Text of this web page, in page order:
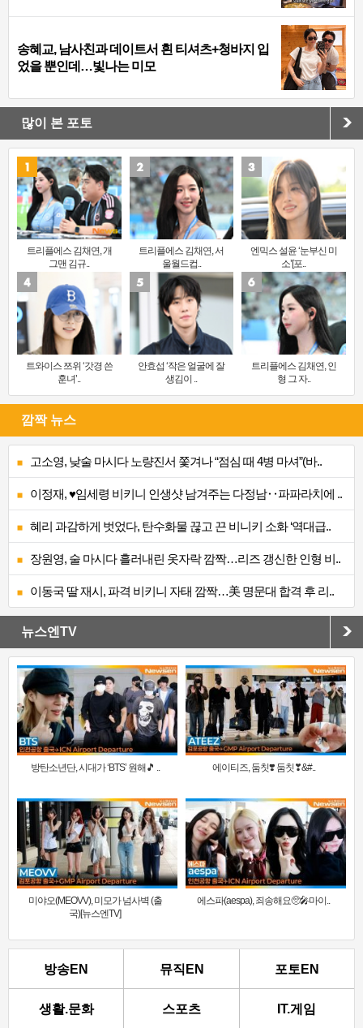
송혜교, 남사친과 데이트서 흰 티셔츠+청바지 입
었을 뿐인데…빛나는 미모
많이 본 포토
트리플에스 김채연, 개
그맨 김규..
트리플에스 김채연, 서
울월드컵..
엔믹스 설윤 ‘눈부신 미
소’[포..
트와이스 쯔위 ‘갓경 쓴
훈녀’..
안효섭 ‘작은 얼굴에 잘
생김이 ..
트리플에스 김채연, 인
형 그 자..
깜짝 뉴스
고소영, 낮술 마시다 노량진서 쫓겨나 “점심 때 4병 마셔”(바..
이정재, ♥임세령 비키니 인생샷 남겨주는 다정남‥파파라치에 ..
혜리 과감하게 벗었다, 탄수화물 끊고 끈 비니키 소화 ‘역대급..
장원영, 술 마시다 흘러내린 옷자락 깜짝…리즈 갱신한 인형 비..
이동국 딸 재시, 파격 비키니 자태 깜짝…美 명문대 합격 후 리..
뉴스엔TV
방탄소년단, 시대가 ‘BTS’ 원해🎵 .. 에이티즈, 둠칫❣️ 둠칫❣&#..
미야오(MEOVV), 미모가 넘사벽 (출
국)[뉴스엔TV]
에스파(aespa), 죄송해요🥺🎤마이..
방송EN 뮤직EN 포토EN
생활.문화 스포츠 IT.게임